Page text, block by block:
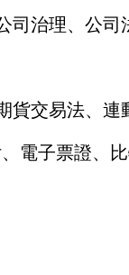
司治理、公司
貨交易法、連
電子票證、